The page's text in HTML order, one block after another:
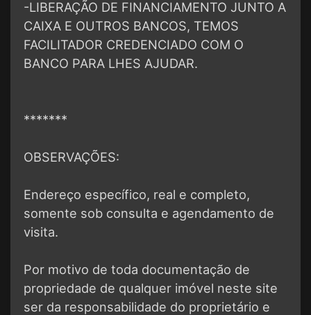
-LIBERAÇÃO DE FINANCIAMENTO JUNTO A
CAIXA E OUTROS BANCOS, TEMOS
FACILITADOR CREDENCIADO COM O
BANCO PARA LHES AJUDAR.
*******
OBSERVAÇÕES:
Endereço específico, real e completo,
somente sob consulta e agendamento de
visita.
Por motivo de toda documentação de
propriedade de qualquer imóvel neste site
ser da responsabilidade do proprietário e